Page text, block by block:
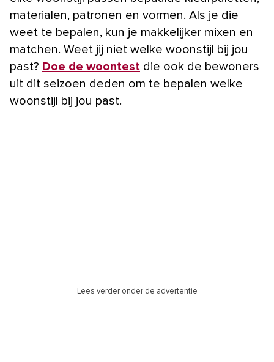
materialen, patronen en vormen. Als je die
weet te bepalen, kun je makkelijker mixen en
matchen. Weet jij niet welke woonstijl bij jou
past? Doe de woontest die ook de bewoners
uit dit seizoen deden om te bepalen welke
woonstijl bij jou past.
Lees verder onder de advertentie